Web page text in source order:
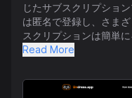
じたサブスクリプショ
は匿名で登録し、さま
スクリプションは簡単
は安全性と機密性を強
ェースを備えており、
トを提供し、問い合わ
Read More